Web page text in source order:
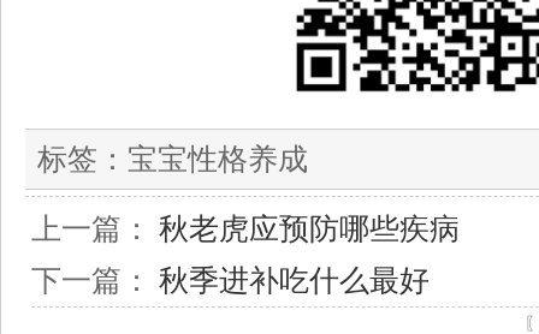
标签： 宝宝性格养成
上一篇： 秋老虎应预防哪些疾病
下一篇： 秋季进补吃什么最好